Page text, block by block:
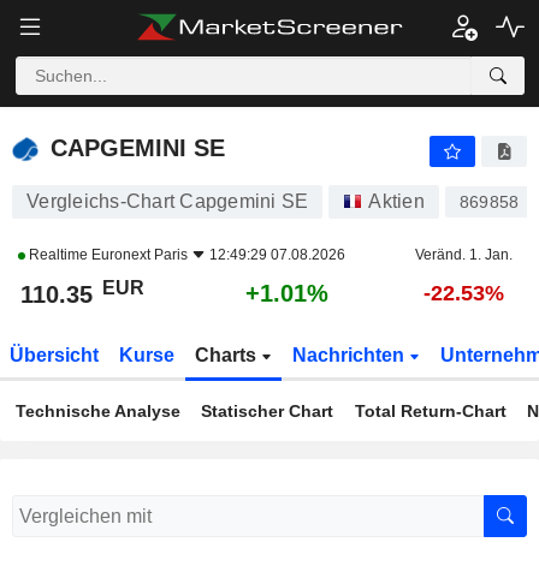
CAPGEMINI SE
CAPGEMINI SE
Vergleichs-Chart Capgemini SE Aktien 869858
Realtime Euronext Paris 12:49:29 07.08.2026 Veränd. 1. Jan.
110.35 EUR +1.01% -22.53%
Übersicht Kurse Charts Nachrichten
Technische Analyse Statischer Chart Total Return-Chart